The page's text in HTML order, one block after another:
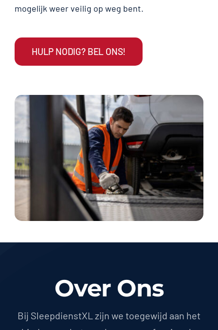
mogelijk weer veilig op weg bent.
HULP NODIG? BEL ONS!
Over Ons
Bij SleepdienstXL zijn we toegewijd aan het